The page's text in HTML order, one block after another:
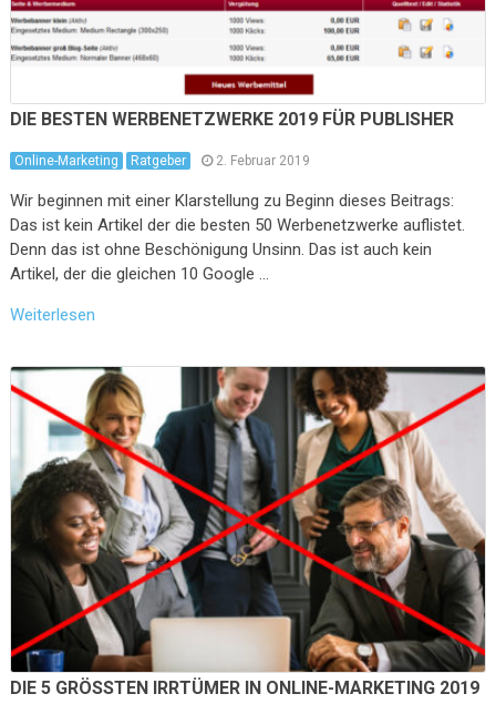
DIE BESTEN WERBENETZWERKE 2019 FÜR PUBLISHER
Online-Marketing Ratgeber 2. Februar 2019
Wir beginnen mit einer Klarstellung zu Beginn dieses Beitrags:
Das ist kein Artikel der die besten 50 Werbenetzwerke auflistet.
Denn das ist ohne Beschönigung Unsinn. Das ist auch kein
Artikel, der die gleichen 10 Google …
Weiterlesen
DIE 5 GRÖSSTEN IRRTÜMER IN ONLINE-MARKETING 2019